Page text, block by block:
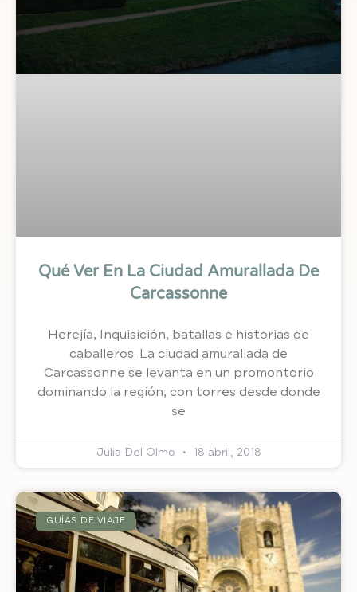
Qué Ver En La Ciudad Amurallada De
Carcassonne
Herejía, Inquisición, batallas e historias de
caballeros. La ciudad amurallada de
Carcassonne se levanta en un promontorio
dominando la región, con torres desde donde
se
Julia Del Olmo 18 abril, 2018
GUÍAS DE VIAJE